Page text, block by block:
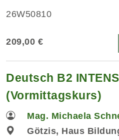
26W50810
209,00 €
Deutsch B2
(Vormittagskurs)
Mag. Michaela
Götzis, Haus